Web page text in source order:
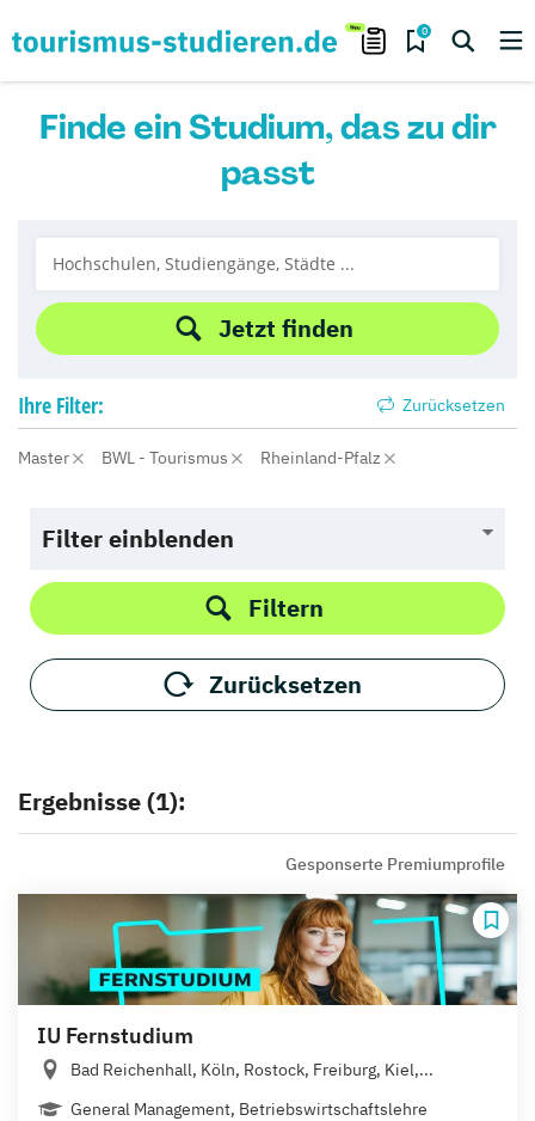
0
Finde ein Studium, das zu dir
passt
Jetzt finden
Ihre Filter: Zurücksetzen
Master BWL - Tourismus Rheinland-Pfalz
Filter einblenden
Filtern
Zurücksetzen
Ergebnisse (1):
Gesponserte Premiumprofile
IU Fernstudium
Bad Reichenhall, Köln, Rostock, Freiburg, Kiel,...
General Management, Betriebswirtschaftslehre